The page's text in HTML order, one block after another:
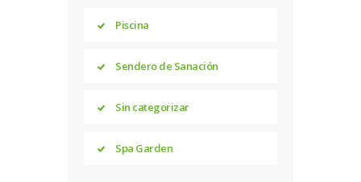
Piscina
Sendero de Sanación
Sin categorizar
Spa Garden